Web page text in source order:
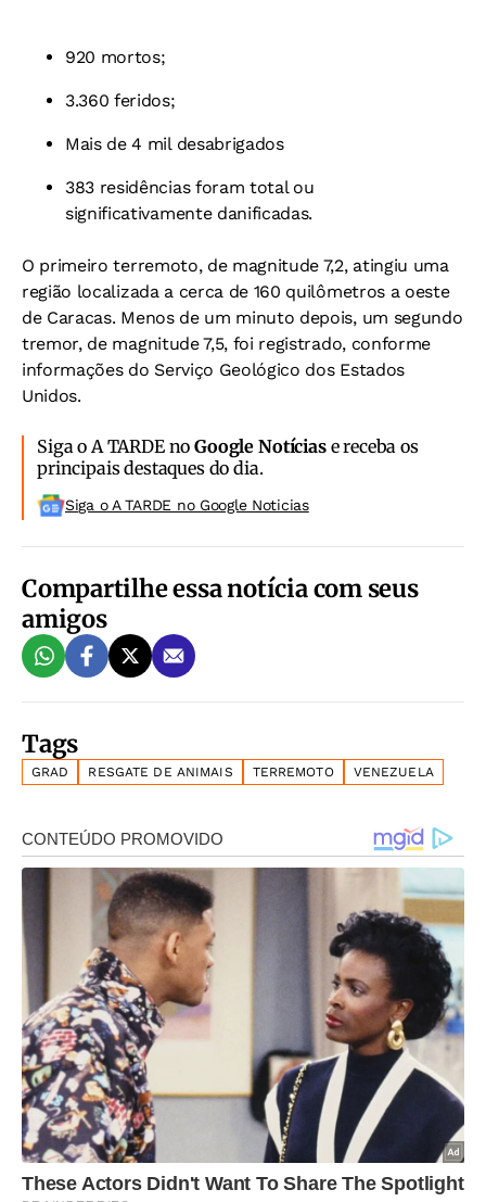
920 mortos;
3.360 feridos;
Mais de 4 mil desabrigados
383 residências foram total ou
significativamente danificadas.
O primeiro terremoto, de magnitude 7,2, atingiu uma
região localizada a cerca de 160 quilômetros a oeste
de Caracas. Menos de um minuto depois, um segundo
tremor, de magnitude 7,5, foi registrado, conforme
informações do Serviço Geológico dos Estados
Unidos.
Siga o A TARDE noGoogle Notíciase receba os
principais destaques do dia.
Siga o A TARDE no Google Noticias
Compartilhe essa notícia com seus
amigos
Tags
GRAD RESGATE DE ANIMAIS TERREMOTO VENEZUELA